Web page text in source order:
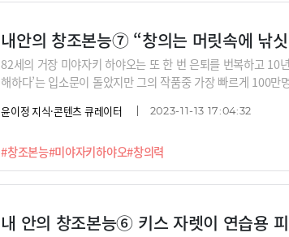
#창조본능#미야자키하야오#창의력
82세의 거장 미야자키 하야오는 또 한 번 은퇴를 번복하고 10
해하다’는 입소문이 돌았지만 그의 작품중 가장 빠르게 100
림으로 사람들의 가슴을 수십년간 뒤흔들어 놓았다.그의 창조
영상들을 뒤져보았다. 함께 나누고 싶은 그의 말들을 여기 되
고 있는 거예요” - 창조 세포를 늘 깨워놓기새로운 시작은 늘
만들어내는 사람이다. 다큐멘터리 속에서 그가 가장 많
윤이정 지식·콘텐츠 큐레이터 2023-11-13 17:04:32